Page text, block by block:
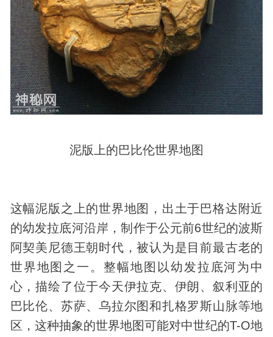
泥版上的巴比伦世界地图
这幅泥版之上的世界地图，出土于巴格达附近
的幼发拉底河沿岸，制作于公元前6世纪的波斯
阿契美尼德王朝时代，被认为是目前最古老的
世界地图之一。整幅地图以幼发拉底河为中
心，描绘了位于今天伊拉克、伊朗、叙利亚的
巴比伦、苏萨、乌拉尔图和扎格罗斯山脉等地
区，这种抽象的世界地图可能对中世纪的T-O地